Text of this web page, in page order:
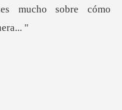
mucho sob